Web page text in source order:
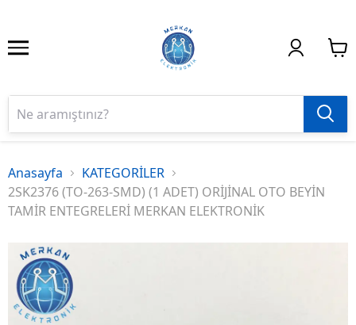
Anasayfa
KATEGORİLER
2SK2376 (TO-263-SMD) (1 ADET) ORİJİNAL OTO BEYİN
TAMİR ENTEGRELERİ MERKAN ELEKTRONİK